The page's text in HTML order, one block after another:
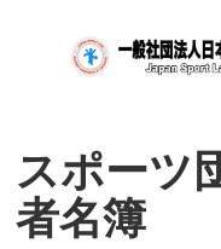
スポーツ
者名簿